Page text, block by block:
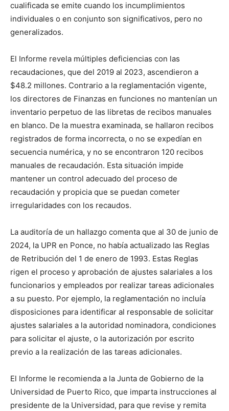
cualificada se emite cuando los incumplimientos
individuales o en conjunto son significativos, pero no
generalizados.
El Informe revela múltiples deficiencias con las
recaudaciones, que del 2019 al 2023, ascendieron a
$48.2 millones. Contrario a la reglamentación vigente,
los directores de Finanzas en funciones no mantenían un
inventario perpetuo de las libretas de recibos manuales
en blanco. De la muestra examinada, se hallaron recibos
registrados de forma incorrecta, o no se expedían en
secuencia numérica, y no se encontraron 120 recibos
manuales de recaudación. Esta situación impide
mantener un control adecuado del proceso de
recaudación y propicia que se puedan cometer
irregularidades con los recaudos.
La auditoría de un hallazgo comenta que al 30 de junio de
2024, la UPR en Ponce, no había actualizado las Reglas
de Retribución del 1 de enero de 1993. Estas Reglas
rigen el proceso y aprobación de ajustes salariales a los
funcionarios y empleados por realizar tareas adicionales
a su puesto. Por ejemplo, la reglamentación no incluía
disposiciones para identificar al responsable de solicitar
ajustes salariales a la autoridad nominadora, condiciones
para solicitar el ajuste, o la autorización por escrito
previo a la realización de las tareas adicionales.
El Informe le recomienda a la Junta de Gobierno de la
Universidad de Puerto Rico, que imparta instrucciones al
presidente de la Universidad, para que revise y remita